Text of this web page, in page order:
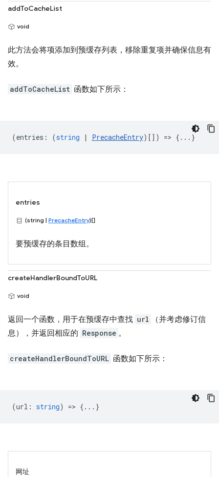
addToCacheList
void
此方法会将项添加到预缓存列表，移除重复项并确保信息有
效。
addToCacheList 函数如下所示：
(entries : (string | PrecacheEntry)[]) => {...}
entries
(string | PrecacheEntry)[]
要预缓存的条目数组。
createHandlerBoundToURL
void
返回一个函数，用于在预缓存中查找 url
（并考虑修订信
息），并返回相应的 Response 。
createHandlerBoundToURL 函数如下所示：
(url : string) => {...}
网址